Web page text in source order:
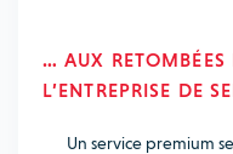
… AUX RETOMBÉES
L’ENTREPRISE DE
Un service premium